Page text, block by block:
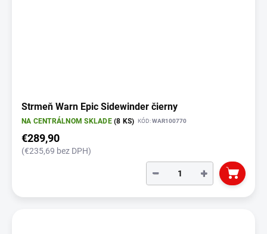
Strmeň Warn Epic Sidewinder čierny
NA CENTRÁLNOM SKLADE(8 KS) KÓD:WAR100770
€289,90
(€235,69 bez DPH)
+
−